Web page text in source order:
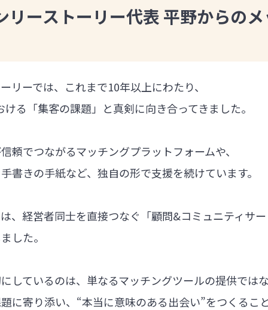
リーストーリー代表 平野からの
リーでは、これまで10年以上にわたり、
る「集客の課題」と真剣に向き合ってきました。
頼でつながるマッチングプラットフォームや、
書きの手紙など、独自の形で支援を続けています。
、経営者同士を直接つなぐ「顧問&コミュニティサ
した。
しているのは、単なるマッチングツールの提供では
に寄り添い、“本当に意味のある出会い”をつくるこ